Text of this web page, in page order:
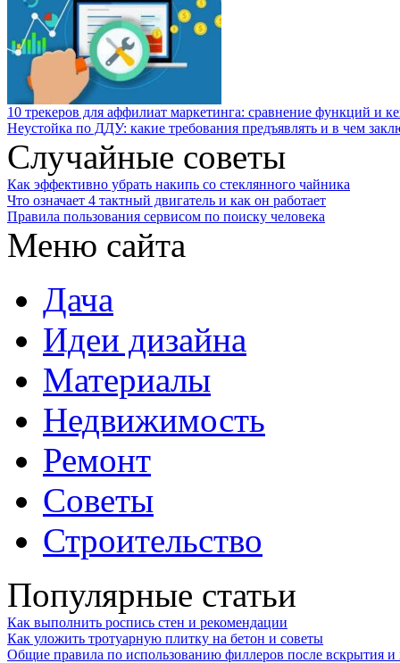
10 трекеров для аффилиат маркетинга: сравнение функций и
Неустойка по ДДУ: какие требования предъявлять и в чем
Случайные советы
Как эффективно убрать накипь со стеклянного чайника
Что означает 4 тактный двигатель и как он работает
Правила пользования сервисом по поиску человека
Меню сайта
Дача
Идеи дизайна
Материалы
Недвижимость
Ремонт
Советы
Строительство
Популярные статьи
Как выполнить роспись стен и рекомендации
Как уложить тротуарную плитку на бетон и советы
Общие правила по использованию филлеров после вскрытия и